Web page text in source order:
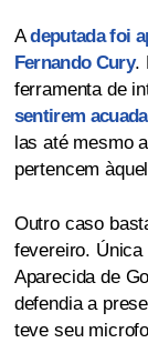
Adeputada foi
Fernando Cury.
ferramenta de
sentirem
las até mesmo
pertencem
Outro caso
fevereiro. Única
Aparecida de
defendia a
teve seu